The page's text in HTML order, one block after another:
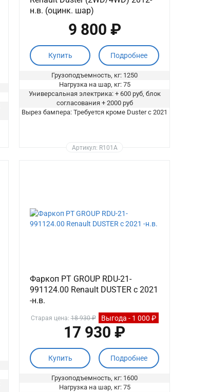
н.в. (оцинк. шар)
9 800 ₽
Купить Подробнее
Грузоподъемность, кг: 1250
Нагрузка на шар, кг: 75
Универсальная электрика: + 600 руб, блок
согласования + 2000 руб
Вырез бампера: Требуется кроме Duster c 2021
Артикул: R101A
Фаркоп PT GROUP RDU-21-
991124.00 Renault DUSTER c 2021
-н.в.
Старая цена:18 930 ₽ Выгода - 1 000 ₽
17 930 ₽
Купить Подробнее
Грузоподъемность, кг: 1600
Нагрузка на шар, кг: 75